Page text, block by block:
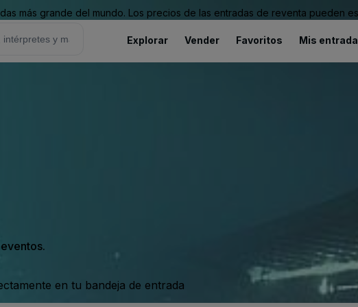
más grande del mundo. Los precios de las entradas de reventa pueden
Explorar Vender Favoritos Mis
en tu bandeja de entrada